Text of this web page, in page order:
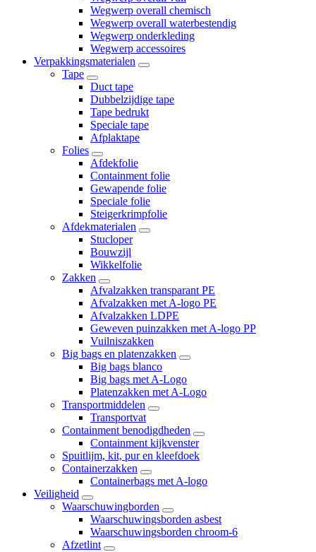
Wegwerp overall chemisch
Wegwerp overall waterbestendig
Wegwerp onderkleding
Wegwerp accessoires
Verpakkingsmaterialen
Tape
Duct tape
Dubbelzijdige tape
Tape bedrukt
Speciale tape
Afplaktape
Folies
Afdekfolie
Containment folie
Gewapende folie
Speciale folie
Steigerkrimpfolie
Afdekmaterialen
Stucloper
Bouwzijl
Wikkelfolie
Zakken
Afvalzakken transparant PE
Afvalzakken met A-logo PE
Afvalzakken LDPE
Geweven puinzakken met A-logo PP
Vuilniszakken
Big bags en platenzakken
Big bags blanco
Big bags met A-Logo
Platenzakken met A-Logo
Transportmiddelen
Transportvat
Containment benodigdheden
Containment kijkvenster
Spuitlijm, kit, pur en kleefdoek
Containerzakken
Containerbags met A-logo
Veiligheid
Waarschuwingborden
Waarschuwingsborden asbest
Waarschuwingsborden chroom-6
Afzetlint